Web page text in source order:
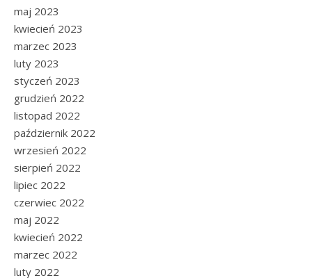
maj 2023
kwiecień 2023
marzec 2023
luty 2023
styczeń 2023
grudzień 2022
listopad 2022
październik 2022
wrzesień 2022
sierpień 2022
lipiec 2022
czerwiec 2022
maj 2022
kwiecień 2022
marzec 2022
luty 2022